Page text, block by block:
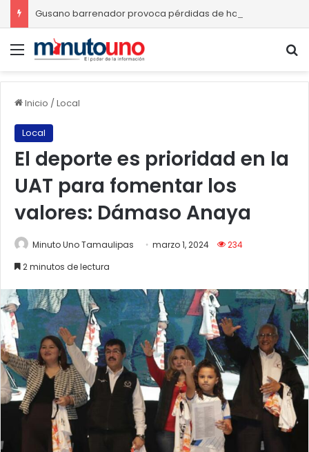
Menú
Inicio /Local
Local
El deporte es prioridad en la
UAT para fomentar los
valores: Dámaso Anaya
Minuto Uno Tamaulipas marzo 1, 2024
234
2 minutos de lectura